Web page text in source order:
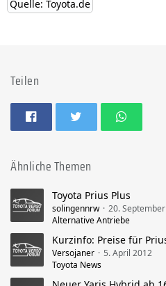
Quelle: Toyota.de
Teilen
Ähnliche Themen
Toyota Prius Plus
solingennrw
20.
Alternative Antriebe
Kurzinfo: Preise für
Versojaner
5. April 2012
Toyota News